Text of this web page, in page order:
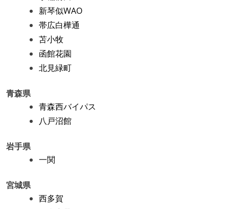
新琴似WAO
帯広白樺通
苫小牧
函館花園
北見緑町
青森県
青森西バイパス
八戸沼館
岩手県
一関
宮城県
西多賀